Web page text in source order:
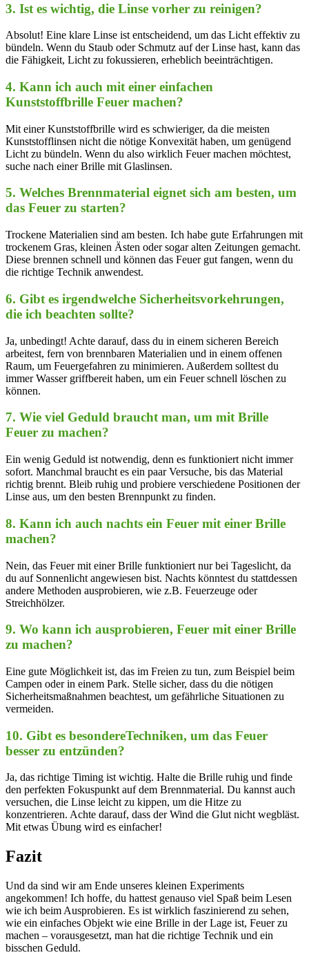
3. Ist es wichtig, die Linse vorher zu reinigen?
Absolut! Eine klare Linse ist entscheidend, um‌ das Licht effektiv zu
bündeln. Wenn du Staub oder Schmutz auf der Linse hast, kann das
die Fähigkeit, Licht zu fokussieren, erheblich beeinträchtigen.
4. Kann ich auch mit einer einfachen
Kunststoffbrille Feuer machen?
Mit einer Kunststoffbrille wird ‍es schwieriger, da die meisten
Kunststofflinsen nicht die nötige Konvexität haben,‍ um genügend
Licht ⁤zu bündeln. Wenn du also ⁣wirklich Feuer machen möchtest,
suche nach einer Brille mit Glaslinsen.
5. Welches Brennmaterial eignet sich am besten, um
das Feuer zu starten?
Trockene Materialien sind ‌am besten. Ich habe⁢ gute Erfahrungen mit
trockenem Gras, kleinen Ästen oder sogar alten Zeitungen ‌gemacht.
Diese brennen schnell​ und können das Feuer gut fangen, wenn du
die richtige ⁢Technik anwendest.
6. Gibt es irgendwelche Sicherheitsvorkehrungen,
die ich⁣ beachten⁣ sollte?
Ja, unbedingt! Achte darauf, dass du in einem sicheren Bereich‍
arbeitest, fern von brennbaren Materialien und in einem offenen ​
Raum, um‍ Feuergefahren​ zu minimieren. Außerdem solltest du
immer Wasser griffbereit haben, um ein Feuer schnell löschen‌ zu
können.
7.⁤ Wie viel Geduld braucht man, um mit‍ Brille
Feuer zu machen?
Ein wenig Geduld ist notwendig, denn es‌ funktioniert nicht immer
sofort. Manchmal braucht‌ es ein paar Versuche, bis das Material
richtig ⁤brennt. Bleib ruhig und probiere verschiedene Positionen der
Linse aus, um den besten Brennpunkt ⁢zu finden.
8. Kann ich auch nachts ein Feuer mit einer Brille
machen?
Nein, das Feuer mit einer​ Brille funktioniert nur bei ⁤Tageslicht, da
du auf Sonnenlicht angewiesen bist. Nachts könntest du stattdessen
andere Methoden ausprobieren, wie z.B. Feuerzeuge⁢ oder
Streichhölzer.
9. Wo kann ich ausprobieren, Feuer ​mit einer Brille
zu machen?
Eine⁢ gute Möglichkeit ist, das im Freien zu tun, zum Beispiel beim
Campen oder ⁤in einem Park. Stelle sicher,⁢ dass du die nötigen
Sicherheitsmaßnahmen beachtest, um gefährliche Situationen zu
vermeiden.
10. Gibt es besondereTechniken, um das Feuer
besser zu entzünden?
Ja, das richtige​ Timing ist wichtig. Halte die Brille ruhig⁣ und finde
den perfekten Fokuspunkt auf dem Brennmaterial. Du kannst auch
versuchen, die Linse leicht zu kippen, um die Hitze zu
konzentrieren. Achte darauf, dass der Wind die Glut nicht wegbläst.
Mit etwas Übung wird‌ es einfacher!
Fazit
Und⁢ da sind wir am Ende unseres kleinen Experiments
angekommen! Ich hoffe, du hattest genauso viel Spaß beim Lesen
wie ich beim Ausprobieren. Es ist wirklich faszinierend zu⁢ sehen,
wie ein einfaches⁣ Objekt wie ‌eine Brille in ⁤der ‍Lage ist, Feuer zu
machen – vorausgesetzt, man hat die richtige Technik und ein
bisschen Geduld.